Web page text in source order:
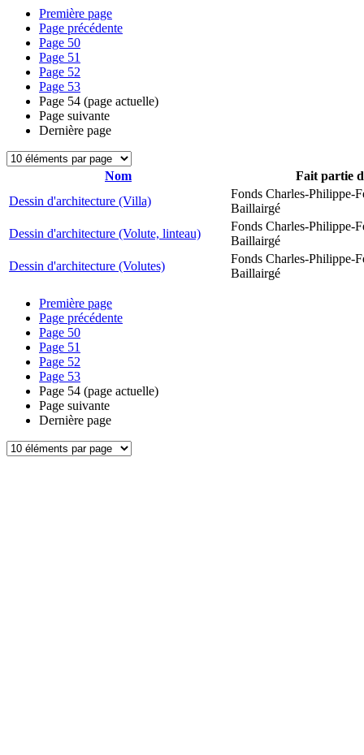
Première page
Page précédente
Page 50
Page 51
Page 52
Page 53
Page 54 (page actuelle)
Page suivante
Dernière page
Nom
Fait partie
Dessin d'architecture (Villa)
Fonds Charles-Philippe-
Baillairgé
Dessin d'architecture (Volute, linteau)
Fonds Charles-Philippe-
Baillairgé
Dessin d'architecture (Volutes)
Fonds Charles-Philippe-
Baillairgé
Première page
Page précédente
Page 50
Page 51
Page 52
Page 53
Page 54 (page actuelle)
Page suivante
Dernière page